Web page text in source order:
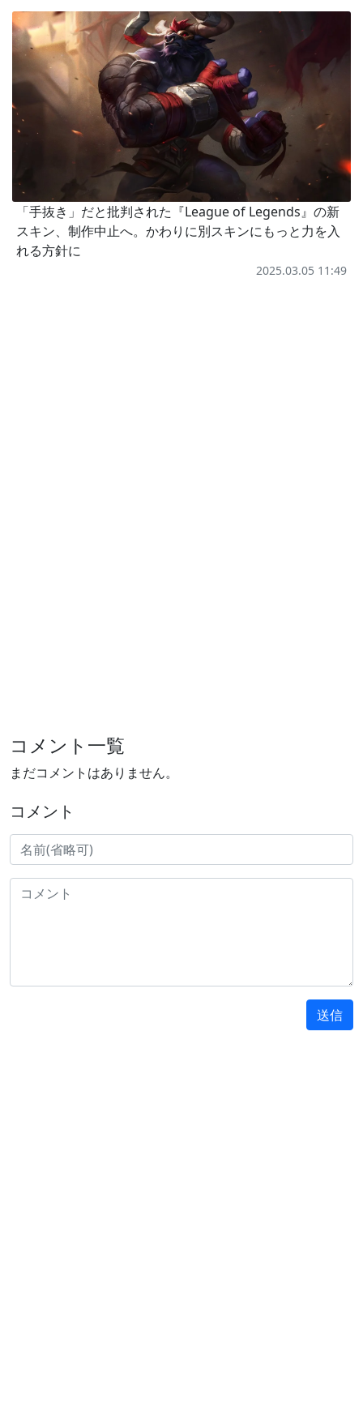
「手抜き」だと批判された『League of Legends』の新
スキン、制作中止へ。かわりに別スキンにもっと力を入
れる方針に
2025.03.05 11:49
コメント一覧
まだコメントはありません。
コメント
送信